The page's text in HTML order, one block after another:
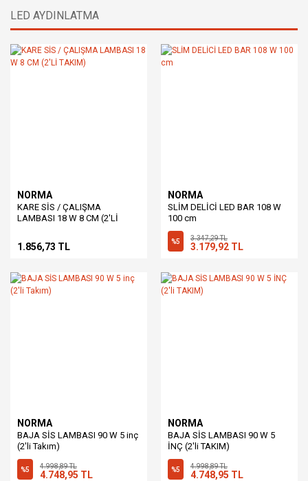
LED AYDINLATMA
NORMA
KARE SİS / ÇALIŞMA
LAMBASI 18 W 8 CM (2'Lİ
1.856,73 TL
NORMA
SLİM DELİCİ LED BAR 108 W
100 cm
%5 3.347,29 TL
3.179,92 TL
NORMA
BAJA SİS LAMBASI 90 W 5 inç
(2'li Takım)
%5 4.998,89 TL
4.748,95 TL
NORMA
BAJA SİS LAMBASI 90 W 5
İNÇ (2'li TAKIM)
%5 4.998,89 TL
4.748,95 TL